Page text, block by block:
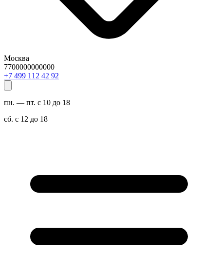
Москва
7700000000000
29 24 211 994 7+
пн. — пт. с 10 до 18
сб. с 12 до 18